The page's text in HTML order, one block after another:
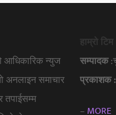
आधिकारिक न्युज
अनलाइन समाचार
तपाईसम्म
हाम्रो टिम
सम्पादक
प्रकाशक
–MORE